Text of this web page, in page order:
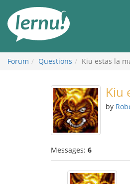
the
content
Forum Questions Kiu estas la
Kiu
by
Messages: 6